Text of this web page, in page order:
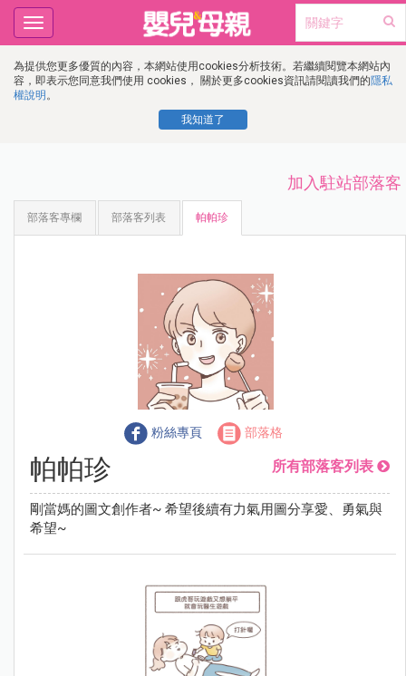
為提供您更多優質的內容，本網站使用cookies分析技術。若繼續閱覽本網站內
容，即表示您同意我們使用 cookies， 關於更多cookies資訊請閱讀我們的隱私
權說明 。
我知道了
Toggle
navigation
加入駐站部落客
部落客專欄 部落客列表 帕帕珍
粉絲專頁 部落格
帕帕珍 所有部落客列表
剛當媽的圖文創作者~ 希望後續有力氣用圖分享愛、勇氣與
希望~